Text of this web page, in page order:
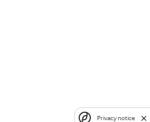
Privacy notice